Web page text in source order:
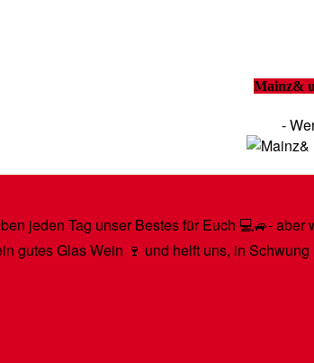
Mainz&
-
jeden Tag unser Bestes für Euch 💻🚙-
gutes Glas Wein 🍷 und helft uns, in